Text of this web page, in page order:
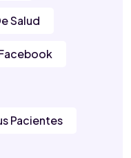
Salud
Pacientes